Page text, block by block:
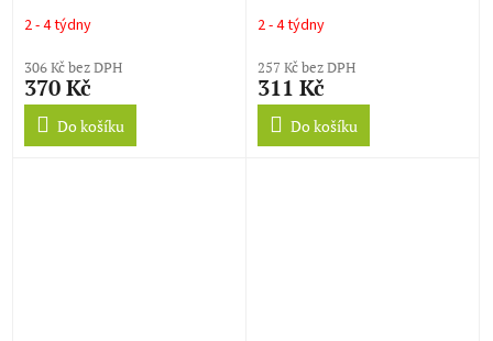
2 - 4 týdny
306 Kč bez DPH
370 Kč
Do košíku
2 - 4 týdny
257 Kč bez DPH
311 Kč
Do košíku